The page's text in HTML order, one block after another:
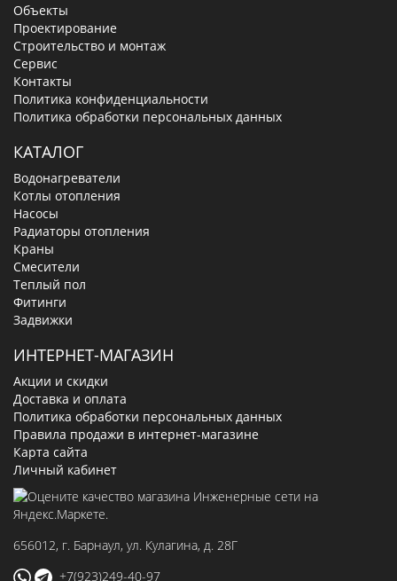
Объекты
Проектирование
Строительство и монтаж
Сервис
Контакты
Политика конфиденциальности
Политика обработки персональных данных
КАТАЛОГ
Водонагреватели
Котлы отопления
Насосы
Радиаторы отопления
Краны
Смесители
Теплый пол
Фитинги
Задвижки
ИНТЕРНЕТ-МАГАЗИН
Акции и скидки
Доставка и оплата
Политика обработки персональных данных
Правила продажи в интернет-магазине
Карта сайта
Личный кабинет
656012, г. Барнаул, ул. Кулагина, д. 28Г
+7(923)249-40-97